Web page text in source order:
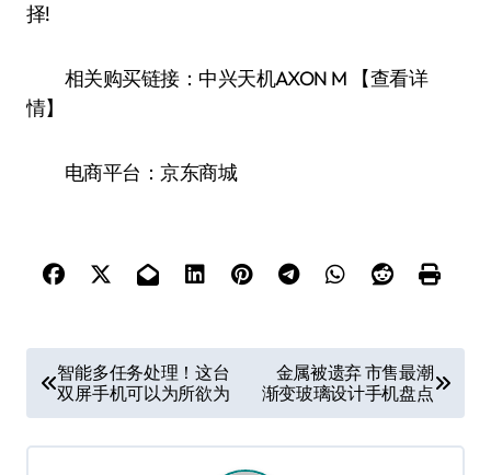
择!
相关购买链接：中兴天机AXON M 【查看详
情】
电商平台：京东商城
章
导
智能多任务处理！这台
双屏手机可以为所欲为
金属被遗弃 市售最潮
渐变玻璃设计手机盘点